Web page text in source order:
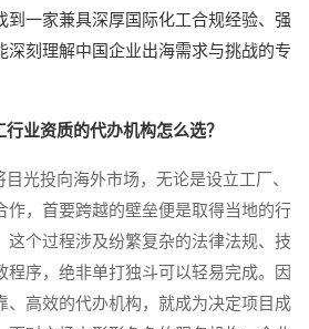
到一家兼具深厚国际化工合规经验、强
深刻理解中国企业出海需求与挑战的专
业资质的代办机构怎么选？
投向海外市场，无论是设立工厂、
作，首要跨越的壁垒便是取得当地的行
这个过程涉及纷繁复杂的法律法规、技
程序，绝非单打独斗可以轻易完成。因
、高效的代办机构，就成为决定项目成